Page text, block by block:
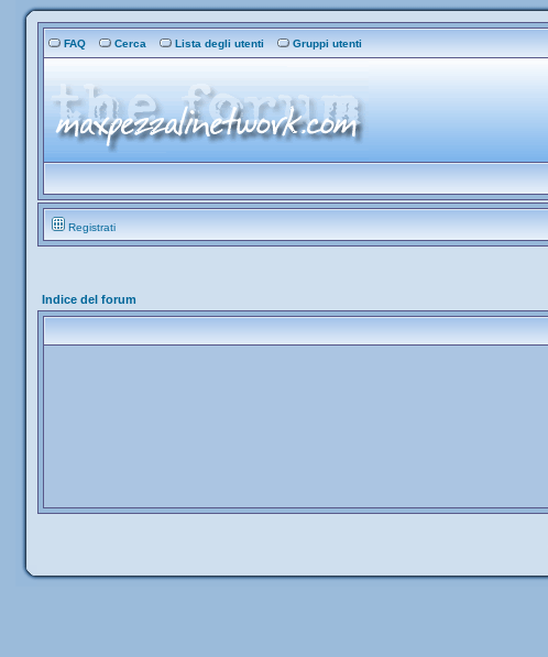
FAQ Cerca Lista degli utenti Gruppi utenti
Registrati
Indice del forum